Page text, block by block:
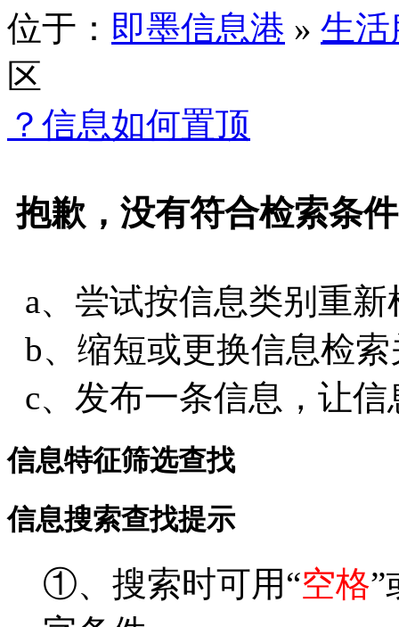
位于： 即墨信息港 » 生活
区
？信息如何置顶
抱歉，没有符合检索条
a、尝试按信息类别重
b、缩短或更换信息检
c、发布一条信息，让
信息特征筛选查找
信息搜索查找提示
①、搜索时可用“空格”